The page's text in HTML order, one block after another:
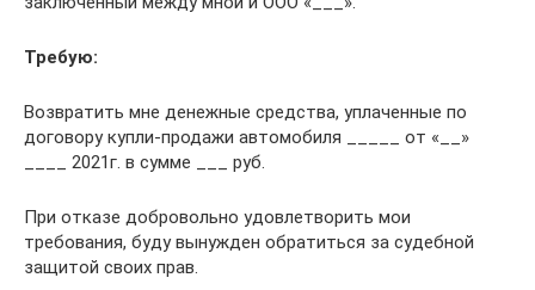
Требую:
Возвратить мне денежные средства, уплаченные по
договору купли-продажи автомобиля _____ от «__»
____ 2021г. в сумме ___ руб.
При отказе добровольно удовлетворить мои
требования, буду вынужден обратиться за судебной
защитой своих прав.